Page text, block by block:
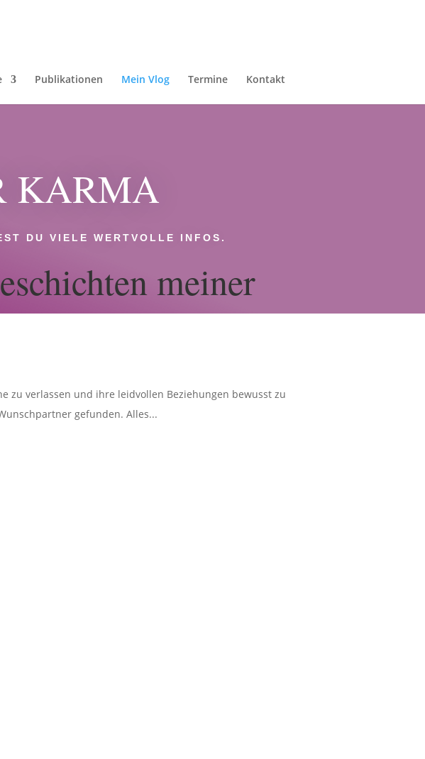
Publikationen Mein Vlog Termine Kontakt
KARMA
DU VIELE WERTVOLLE INFOS.
meiner
zu verlassen und ihre leidvollen Beziehungen bewusst zu
gefunden. Alles...